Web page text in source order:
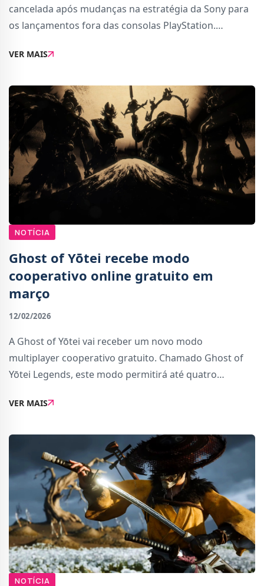
cancelada após mudanças na estratégia da Sony para
os lançamentos fora das consolas PlayStation.
o projeto já encontrava-se numa fase avança
VER MAIS
NOTÍCIA
Ghost of Yōtei recebe modo
cooperativo online gratuito em
março
12/02/2026
A Ghost of Yōtei vai receber um novo modo
multiplayer cooperativo gratuito. Chamado Ghost of
Yōtei Legends, este modo permitirá até quatro
sobrenaturais e monstruosos em vários modos de
VER MAIS
NOTÍCIA